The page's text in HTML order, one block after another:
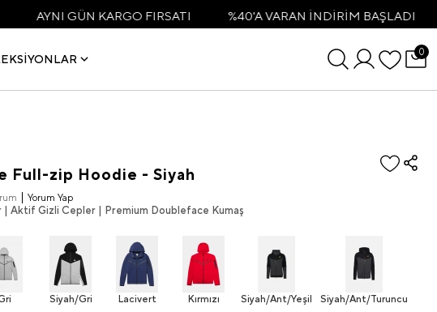
GÜN KARGO FIRSATI %40'A VARAN İNDİRİM BAŞLADI 3500TL
0
Full-zip Hoodie - Siyah
Yorum Yap
| Aktif Gizli Cepler | Premium Doubleface Kumaş
Siyah/Gri Lacivert Kırmızı Siyah/Ant/Yeşil Siyah/Ant/Turuncu